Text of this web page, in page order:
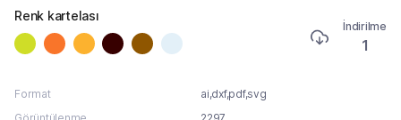
Renk kartelası
İndirilme
1
Format
ai,dxf,pdf,svg